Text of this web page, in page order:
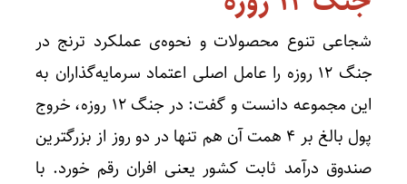
شجاعی تنوع محصولات و نحوه‌ی عملکرد ترنج در
جنگ ۱۲ روزه را عامل اصلی اعتماد سرمایه‌گذاران به
این مجموعه دانست و گفت: در جنگ ۱۲ روزه، خروج
پول بالغ بر ۴ همت آن هم تنها در دو روز از بزرگترین
صندوق درآمد ثابت کشور یعنی افران رقم خورد. با